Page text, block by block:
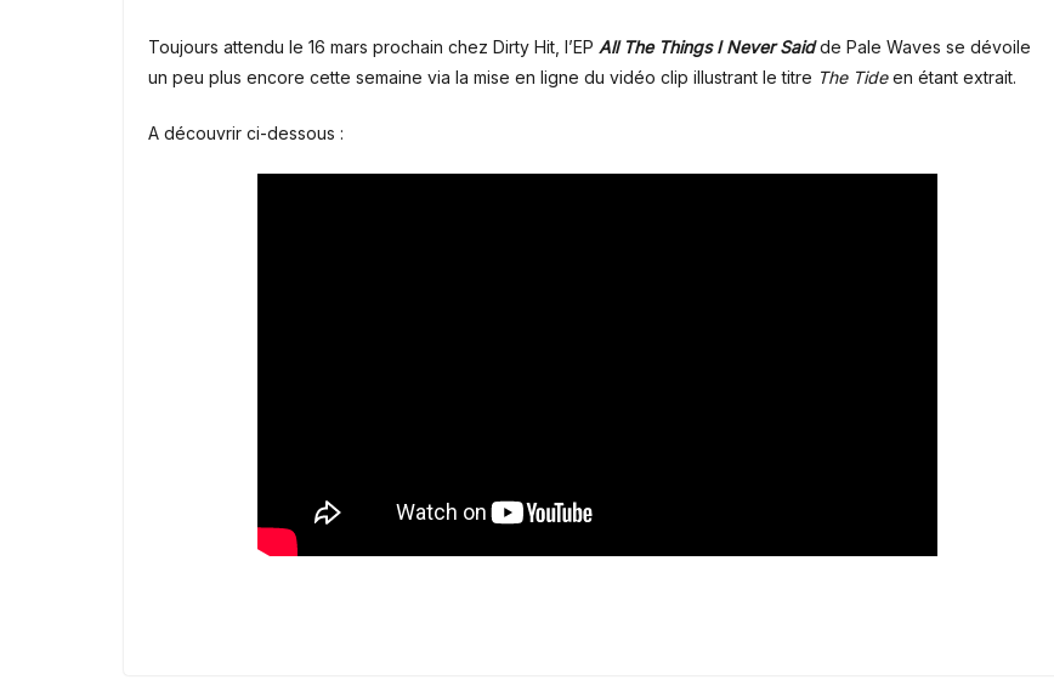
Toujours attendu le 16 mars prochain chez Dirty Hit, l’EP All The Things I Never Saidde Pale Waves se dévoile
un peu plus encore cette semaine via la mise en ligne du vidéo clip illustrant le titre The Tideen étant extrait.
A découvrir ci-dessous :